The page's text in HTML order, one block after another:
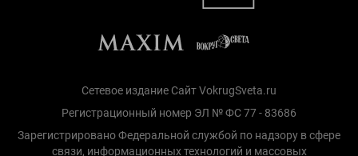
Сетевое издание Сайт VokrugSveta.ru
Регистрационный номер ЭЛ № ФС 77 - 83686
Зарегистрировано Федеральной службой по надзору в сфере
связи, информационных технологий и массовых